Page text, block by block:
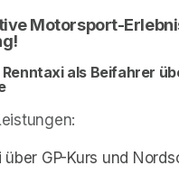
Motorsport-
Renntaxi als Beifahrer
über GP-Kurs und